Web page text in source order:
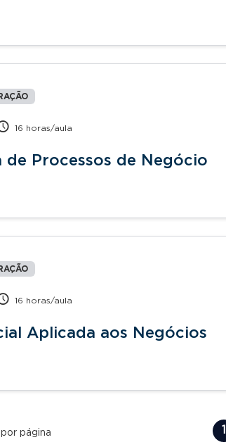
16 horas/aula
de Processos de Negócio
16 horas/aula
Aplicada aos Negócios
página 1